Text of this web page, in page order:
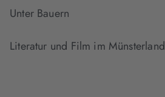
Unter Bauern
Literatur und Film im Münsterland